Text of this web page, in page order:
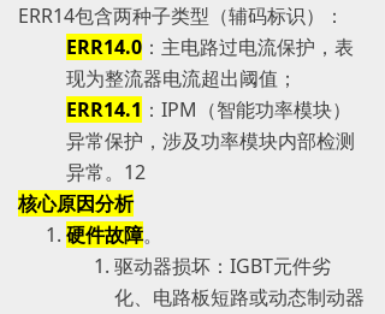
ERR14包含两种子类型（辅码标识）：
ERR14.0 ：主电路过电流保护，表
现为整流器电流超出阈值；
ERR14.1 ：IPM（智能功率模块）
异常保护，涉及功率模块内部检测
异常。‌‌1‌‌2
核心原因分析
硬件故障。
驱动器损坏：IGBT元件劣
化、电路板短路或动态制动器